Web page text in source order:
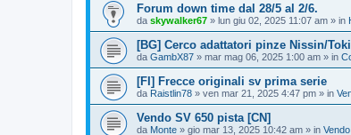
Forum down time dal 28/5 al 2/6.
da skywalker67 » lun giu 02, 2025 11:07 am » in
[BG] Cerco adattatori pinze Nissin/
da GambX87 » mar mag 06, 2025 1:00 am » in
[FI] Frecce originali sv prima serie
da Raistlin78 » ven mar 21, 2025 4:47 pm » in
Vendo SV 650 pista [CN]
da Monte » gio mar 13, 2025 10:42 am » in Vendo